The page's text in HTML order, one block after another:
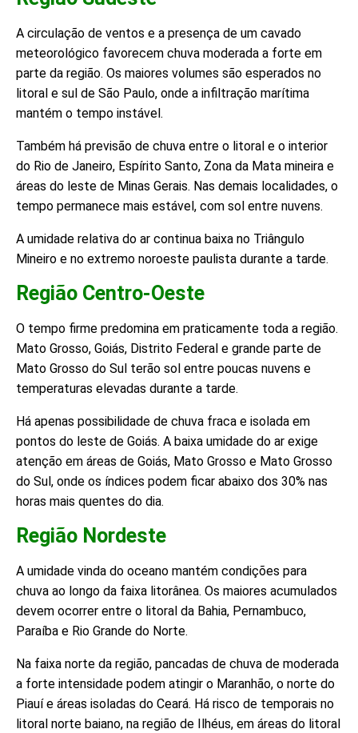
A circulação de ventos e a presença de um cavado
meteorológico favorecem chuva moderada a forte em
parte da região. Os maiores volumes são esperados no
litoral e sul de São Paulo, onde a infiltração marítima
mantém o tempo instável.
Também há previsão de chuva entre o litoral e o interior
do Rio de Janeiro, Espírito Santo, Zona da Mata mineira e
áreas do leste de Minas Gerais. Nas demais localidades, o
tempo permanece mais estável, com sol entre nuvens.
A umidade relativa do ar continua baixa no Triângulo
Mineiro e no extremo noroeste paulista durante a tarde.
Região Centro-Oeste
O tempo firme predomina em praticamente toda a região.
Mato Grosso, Goiás, Distrito Federal e grande parte de
Mato Grosso do Sul terão sol entre poucas nuvens e
temperaturas elevadas durante a tarde.
Há apenas possibilidade de chuva fraca e isolada em
pontos do leste de Goiás. A baixa umidade do ar exige
atenção em áreas de Goiás, Mato Grosso e Mato Grosso
do Sul, onde os índices podem ficar abaixo dos 30% nas
horas mais quentes do dia.
Região Nordeste
A umidade vinda do oceano mantém condições para
chuva ao longo da faixa litorânea. Os maiores acumulados
devem ocorrer entre o litoral da Bahia, Pernambuco,
Paraíba e Rio Grande do Norte.
Na faixa norte da região, pancadas de chuva de moderada
a forte intensidade podem atingir o Maranhão, o norte do
Piauí e áreas isoladas do Ceará. Há risco de temporais no
litoral norte baiano, na região de Ilhéus, em áreas do litoral